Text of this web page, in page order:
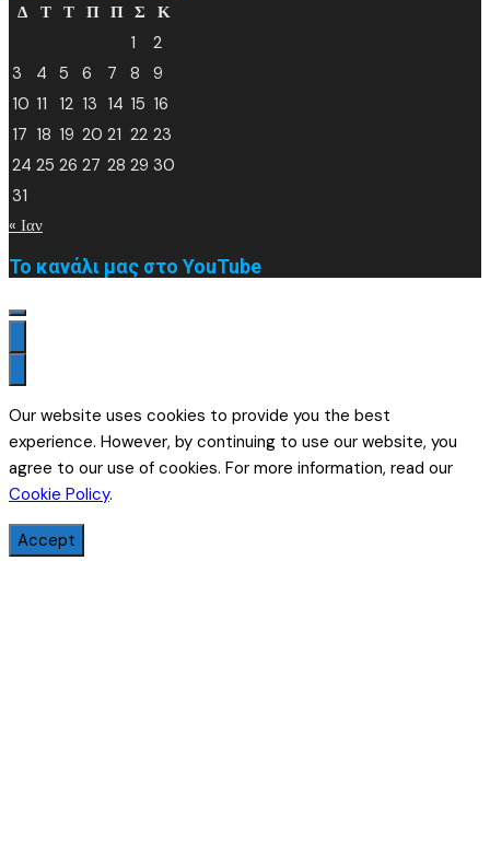
Δ
Τ Τ Π Π Σ Κ
1
2
3
4 5 6 7 8
9
10 11 12 13 14 15 16
17 18 19 20 21 22 23
24 25 26 27 28 29 30
31
« Ιαν
Το κανάλι μας στο YouTube
Our website uses cookies to provide you the best
experience. However, by continuing to use our website, you
agree to our use of cookies. For more information, read our
Cookie Policy.
Accept